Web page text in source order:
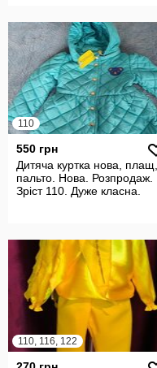
110
550 грн
Дитяча куртка нова, плащ,
пальто. Нова. Розпродаж.
Зріст 110. Дуже класна.
110, 116, 122